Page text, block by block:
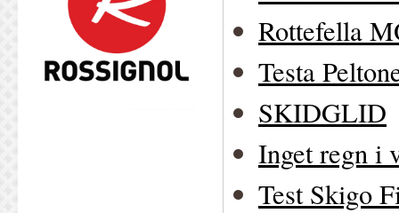
Rottefella
Testa
SKIDGLID
Inget regn i
Test Skigo